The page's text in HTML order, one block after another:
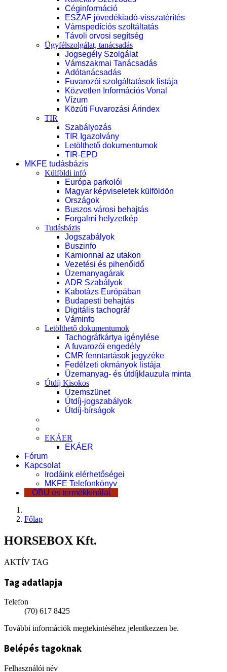
Céginformáció
ESZAF jövedékiadó-visszatérítés
Vámspedíciós szoltáltatás
Távoli orvosi segítség
Ügyfélszolgálat, tanácsadás
Jogsegély Szolgálat
Vámszakmai Tanácsadás
Adótanácsadás
Fuvarozói szolgáltatások listája
Közvetlen Információs Vonal
Vízum
Közúti Fuvarozási Árindex
TIR
Szabályozás
TIR Igazolvány
Letölthető dokumentumok
TIR-EPD
MKFE tudásbázis
Külföldi infó
Európa parkolói
Magyar képviseletek külföldön
Országok
Buszos városi behajtás
Forgalmi helyzetkép
Tudásbázis
Jogszabályok
Buszinfo
Kamionnal az utakon
Vezetési és pihenőidő
Üzemanyagárak
ADR Szabályok
Kabotázs Európában
Budapesti behajtás
Digitális tachográf
Váminfo
Letölthető dokumentumok
Tachográfkártya igénylése
A fuvarozói engedély
CMR fenntartások jegyzéke
Fedélzeti okmányok listája
Üzemanyag- és útdíjklauzula minta
Útdíj Kisokos
Üzemszünet
Útdíj-jogszabályok
Útdíj-bírságok
EKÁER
EKÁER
Fórum
Kapcsolat
Irodáink elérhetőségei
MKFE Telefonkönyv
OBU és termékkínálat
Főlap
HORSEBOX Kft.
AKTÍV TAG
Tag adatlapja
Telefon
(70) 617 8425
További információk megtekintéséhez jelentkezzen be.
Belépés tagoknak
Felhasználói név